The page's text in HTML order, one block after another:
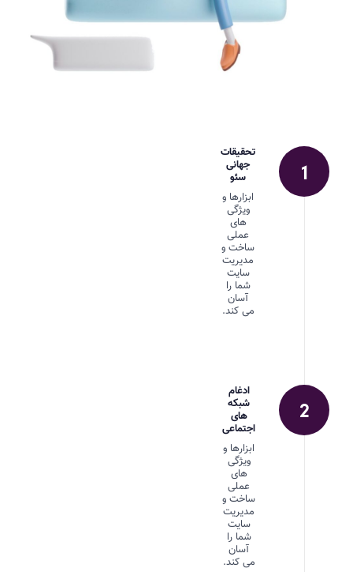
تحقیقات
جهانی
سئو
ابزارها و
ویژگی
های
عملی
ساخت و
مدیریت
سایت
شما را
آسان
می کند.
ادغام
شبکه
های
اجتماعی
ابزارها و
ویژگی
های
عملی
ساخت و
مدیریت
سایت
شما را
آسان
می کند.